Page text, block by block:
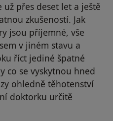
přes deset let a ještě
zkušeností. Jak
jsou příjemné, vše
v jiném stavu a
říct jediné špatné
co se vyskytnou hned
ohledně těhotenství
doktorku určitě